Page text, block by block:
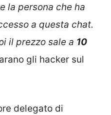
la persona che ha
a questa chat.
il prezzo sale a 10
gli hacker sul
delegato di